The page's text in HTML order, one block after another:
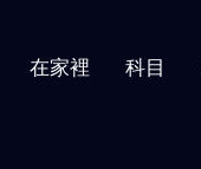
在家裡 科目